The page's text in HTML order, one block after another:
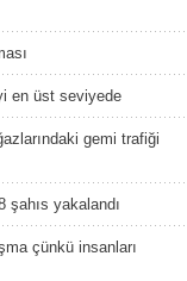
en üst seviyede
gemi trafiği
şahıs yakalandı
çünkü insanları